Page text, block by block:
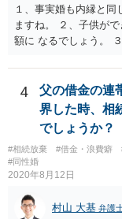
１、事実婚も内縁と同
ますね。 ２、子供が
額に なるでしょう。
しょう。 いろいろ議
でしょう。
4
父の借金の連
界した時、相
でしょうか？
#相続放棄 #借金・浪費癖
#同性婚
2020年8月12日
村山 大基 弁護